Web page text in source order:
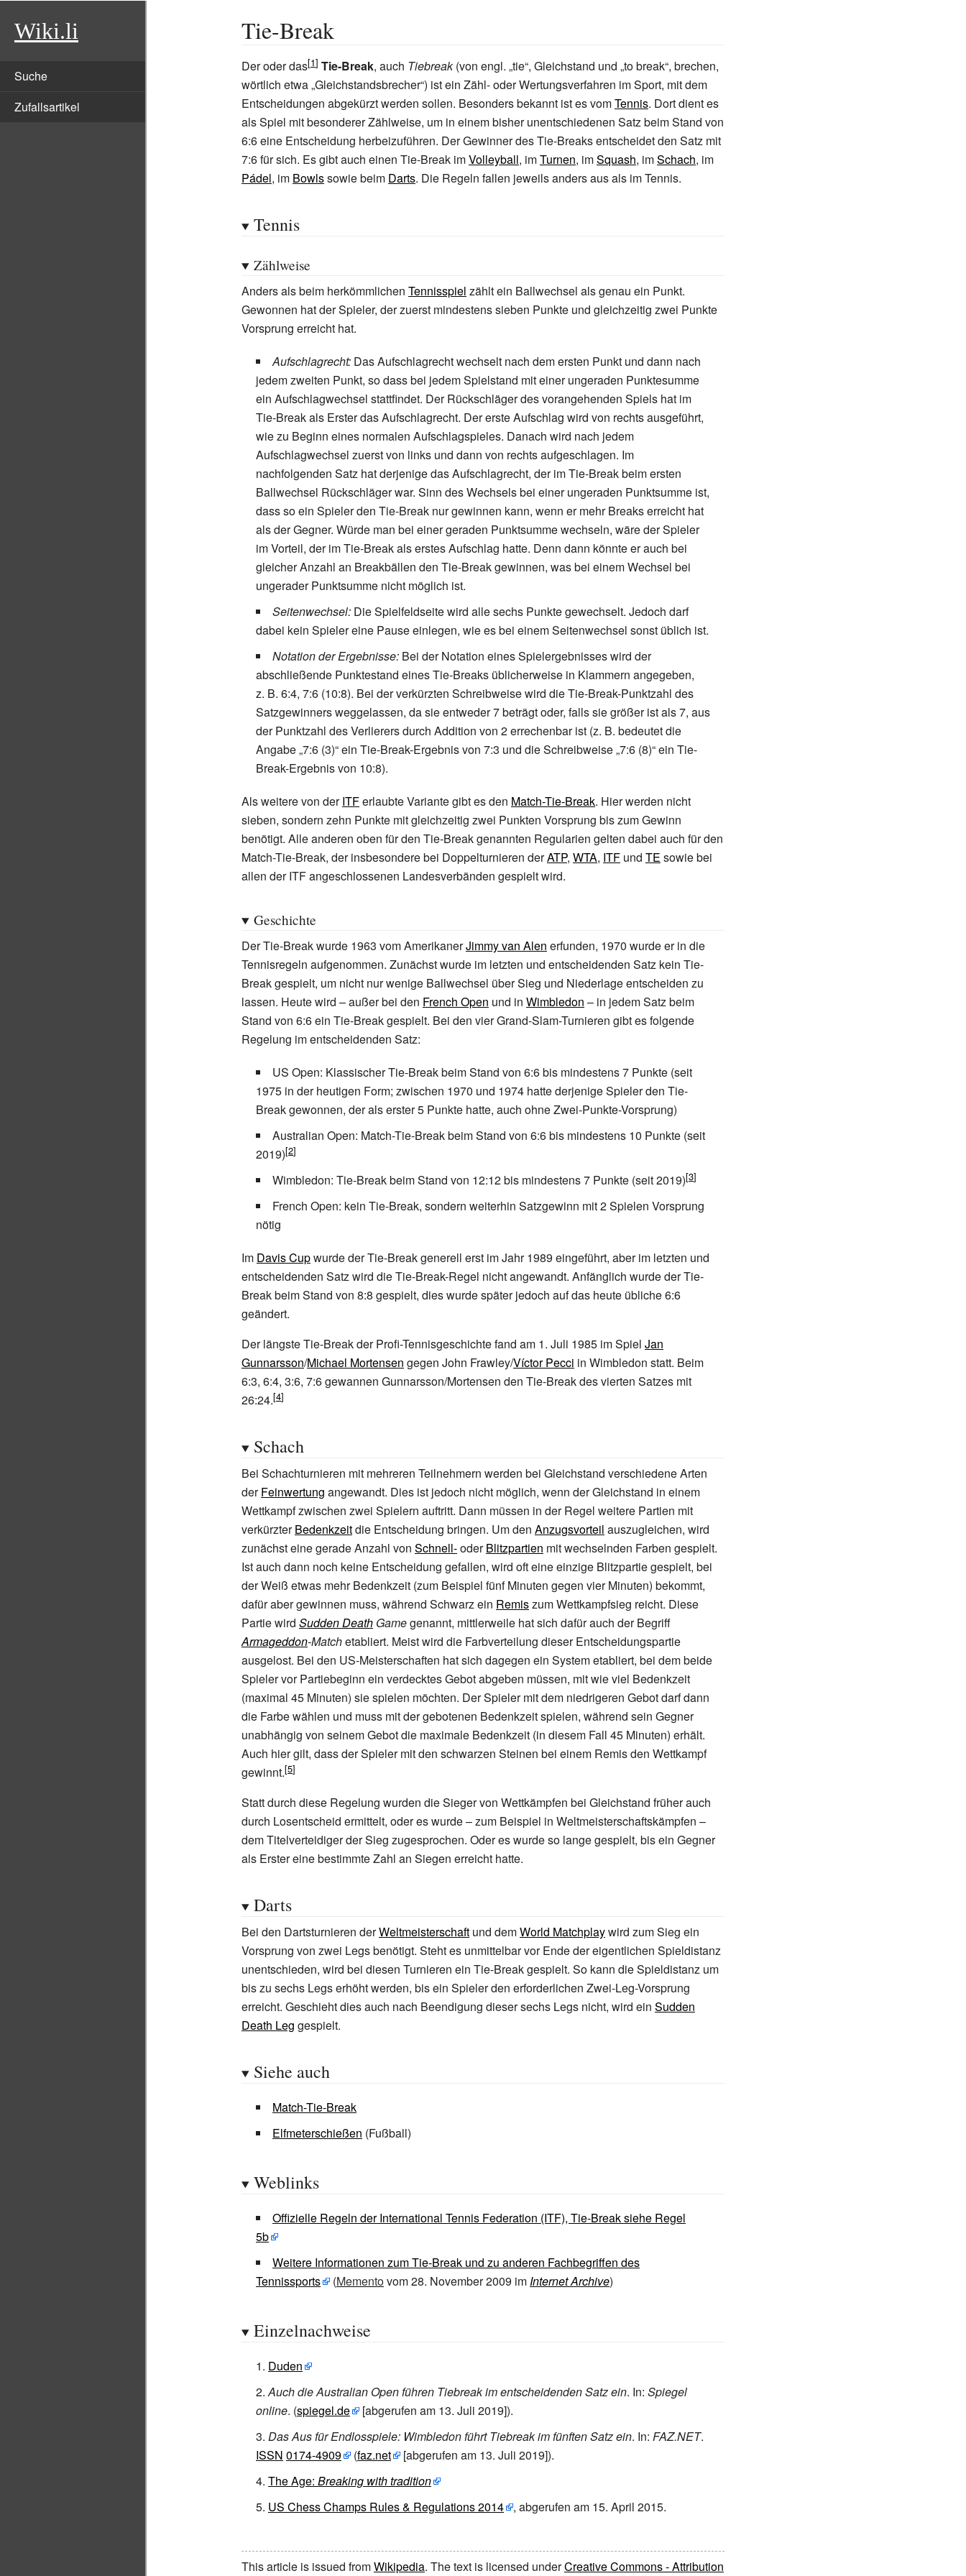
Wiki.li
Suche
Zufallsartikel
Tie-Break
Der oder das Tie-Break, auch Tiebreak(von engl. „tie“, Gleichstand und „to break“, brechen,
wörtlich etwa„Gleichstandsbrecher“) ist ein Zähl- oder Wertungsverfahren im Sport, mit dem
Entscheidungen abgekürzt werden sollen. Besonders bekannt ist es vomTennis. Dort dient es
als Spiel mit besonderer Zählweise, um in einem bisher unentschiedenen Satz beim Stand von
6:6 eine Entscheidung herbeizuführen. Der Gewinner des Tie-Breaks entscheidet den Satz mit
7:6 für sich. Es gibt auch einen Tie-Break imVolleyball, imTurnen, imSquash, imSchach, im
Pádel, im Bowlssowie beim Darts. Die Regeln fallen jeweils anders aus als im Tennis.
Tennis
Zählweise
Anders als beim herkömmlichen Tennisspiel zählt ein Ballwechsel als genau ein Punkt.
Gewonnen hat der Spieler, der zuerst mindestens sieben Punkte und gleichzeitig zwei Punkte
Vorsprung erreicht hat.
Aufschlagrecht: Das Aufschlagrecht wechselt nach dem ersten Punkt und dann nach
jedem zweiten Punkt, so dass bei jedem Spielstand mit einer ungeraden Punktesumme
ein Aufschlagwechsel stattfindet. Der Rückschläger des vorangehenden Spiels hat im
Tie-Break als Erster das Aufschlagrecht. Der erste Aufschlag wird von rechts ausgeführt,
wie zu Beginn eines normalen Aufschlagspieles. Danach wird nach jedem
Aufschlagwechsel zuerst von links und dann von rechts aufgeschlagen. Im
nachfolgenden Satz hat derjenige das Aufschlagrecht, der im Tie-Break beim ersten
Ballwechsel Rückschläger war. Sinn des Wechsels bei einer ungeraden Punktsumme ist,
dass so ein Spieler den Tie-Break nur gewinnen kann, wenn er mehr Breaks erreicht hat
als der Gegner. Würde man bei einer geraden Punktsumme wechseln, wäre der Spieler
im Vorteil, der im Tie-Break als erstes Aufschlag hatte. Denn dann könnte er auch bei
gleicher Anzahl an Breakbällen den Tie-Break gewinnen, was bei einem Wechsel bei
ungerader Punktsumme nicht möglich ist.
Seitenwechsel: Die Spielfeldseite wird alle sechs Punkte gewechselt. Jedoch darf
dabei kein Spieler eine Pause einlegen, wie es bei einem Seitenwechsel sonst üblich ist.
Notation der Ergebnisse: Bei der Notation eines Spielergebnisses wird der
abschließende Punktestand eines Tie-Breaks üblicherweise in Klammern angegeben,
z. B. 6:4, 7:6 (10:8). Bei der verkürzten Schreibweise wird die Tie-Break-Punktzahl des
Satzgewinners weggelassen, da sie entweder 7 beträgt oder, falls sie größer ist als 7, aus
der Punktzahl des Verlierers durch Addition von 2 errechenbar ist (z. B. bedeutet die
Angabe„7:6 (3)“ein Tie-Break-Ergebnis von 7:3 und die Schreibweise„7:6 (8)“ein Tie-
Break-Ergebnis von 10:8).
Als weitere von derITFerlaubte Variante gibt es den Match-Tie-Break. Hier werden nicht
sieben, sondern zehn Punkte mit gleichzeitig zwei Punkten Vorsprung bis zum Gewinn
benötigt. Alle anderen oben für den Tie-Break genannten Regularien gelten dabei auch für den
Match-Tie-Break, der insbesondere bei Doppelturnieren derATP, WTA, ITF und TE sowie bei
allen der ITF angeschlossenen Landesverbänden gespielt wird.
Geschichte
Der Tie-Break wurde 1963 vom AmerikanerJimmy van Alen erfunden, 1970 wurde er in die
Tennisregeln aufgenommen. Zunächst wurde im letzten und entscheidenden Satz kein Tie-
Break gespielt, um nicht nur wenige Ballwechsel über Sieg und Niederlage entscheiden zu
lassen. Heute wird – außer bei den French Open und in Wimbledon – in jedem Satz beim
Stand von 6:6 ein Tie-Break gespielt. Bei den vier Grand-Slam-Turnieren gibt es folgende
Regelung im entscheidenden Satz:
US Open: Klassischer Tie-Break beim Stand von 6:6 bis mindestens 7 Punkte (seit
1975 in der heutigen Form; zwischen 1970 und 1974 hatte derjenige Spieler den Tie-
Break gewonnen, der als erster 5 Punkte hatte, auch ohne Zwei-Punkte-Vorsprung)
Australian Open: Match-Tie-Break beim Stand von 6:6 bis mindestens 10 Punkte (seit
2019)
Wimbledon: Tie-Break beim Stand von 12:12 bis mindestens 7 Punkte (seit 2019)
French Open: kein Tie-Break, sondern weiterhin Satzgewinn mit 2 Spielen Vorsprung
nötig
Im Davis Cupwurde der Tie-Break generell erst im Jahr 1989 eingeführt, aber im letzten und
entscheidenden Satz wird die Tie-Break-Regel nicht angewandt. Anfänglich wurde der Tie-
Break beim Stand von 8:8 gespielt, dies wurde später jedoch auf das heute übliche 6:6
geändert.
Der längste Tie-Break der Profi-Tennisgeschichte fand am 1. Juli 1985 im Spiel Jan
Gunnarsson/Michael Mortensen gegen John Frawley/Víctor Pecci in Wimbledon statt. Beim
6:3, 6:4, 3:6, 7:6 gewannen Gunnarsson/Mortensen den Tie-Break des vierten Satzes mit
26:24.
Schach
Bei Schachturnieren mit mehreren Teilnehmern werden bei Gleichstand verschiedene Arten
derFeinwertung angewandt. Dies ist jedoch nicht möglich, wenn der Gleichstand in einem
Wettkampf zwischen zwei Spielern auftritt. Dann müssen in der Regel weitere Partien mit
verkürzterBedenkzeitdie Entscheidung bringen. Um den Anzugsvorteil auszugleichen, wird
zunächst eine gerade Anzahl von Schnell-oderBlitzpartien mit wechselnden Farben gespielt.
Ist auch dann noch keine Entscheidung gefallen, wird oft eine einzige Blitzpartie gespielt, bei
der Weiß etwas mehr Bedenkzeit (zum Beispiel fünf Minuten gegen vier Minuten) bekommt,
dafür aber gewinnen muss, während Schwarz ein Remiszum Wettkampfsieg reicht. Diese
Partie wird Sudden Death Gamegenannt, mittlerweile hat sich dafür auch der Begriff
Armageddon-Matchetabliert. Meist wird die Farbverteilung dieser Entscheidungspartie
ausgelost. Bei den US-Meisterschaften hat sich dagegen ein System etabliert, bei dem beide
Spieler vor Partiebeginn ein verdecktes Gebot abgeben müssen, mit wie viel Bedenkzeit
(maximal 45 Minuten) sie spielen möchten. Der Spieler mit dem niedrigeren Gebot darf dann
die Farbe wählen und muss mit der gebotenen Bedenkzeit spielen, während sein Gegner
unabhängig von seinem Gebot die maximale Bedenkzeit (in diesem Fall 45 Minuten) erhält.
Auch hier gilt, dass der Spieler mit den schwarzen Steinen bei einem Remis den Wettkampf
gewinnt.
Statt durch diese Regelung wurden die Sieger von Wettkämpfen bei Gleichstand früher auch
durch Losentscheid ermittelt, oder es wurde – zum Beispiel in Weltmeisterschaftskämpfen –
dem Titelverteidiger der Sieg zugesprochen. Oder es wurde so lange gespielt, bis ein Gegner
als Erster eine bestimmte Zahl an Siegen erreicht hatte.
Darts
Bei den Dartsturnieren derWeltmeisterschaft und demWorld Matchplaywird zum Sieg ein
Vorsprung von zwei Legs benötigt. Steht es unmittelbar vor Ende der eigentlichen Spieldistanz
unentschieden, wird bei diesen Turnieren ein Tie-Break gespielt. So kann die Spieldistanz um
bis zu sechs Legs erhöht werden, bis ein Spieler den erforderlichen Zwei-Leg-Vorsprung
erreicht. Geschieht dies auch nach Beendigung dieser sechs Legs nicht, wird ein Sudden
Death Leg gespielt.
Siehe auch
Match-Tie-Break
Elfmeterschießen (Fußball)
Weblinks
Offizielle Regeln der International Tennis Federation (ITF), Tie-Break siehe Regel
5b
Weitere Informationen zum Tie-Break und zu anderen Fachbegriffen des
Tennissports
(Mementovom 28. November 2009 imInternet Archive)
Einzelnachweise
Duden
Auch die Australian Open führen Tiebreak im entscheidenden Satz ein. In: Spiegel
online. (spiegel.de [abgerufen am 13. Juli 2019]).
Das Aus für Endlosspiele: Wimbledon führt Tiebreak im fünften Satz ein. In: FAZ.NET.
ISSN 0174-4909 (faz.net [abgerufen am 13. Juli 2019]).
The Age: Breaking with tradition
US Chess Champs Rules & Regulations 2014
, abgerufen am 15. April 2015.
This article is issued fromWikipedia. The text is licensed underCreative Commons - Attribution